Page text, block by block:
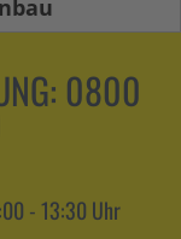
0800
- 13:30 Uhr